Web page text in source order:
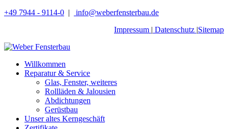
+49 7944 - 9114-0 |
info@weberfensterbau.de
Impressum | Datenschutz |Sitemap
Willkommen
Reparatur & Service
Glas, Fenster, weiteres
Rollläden & Jalousien
Abdichtungen
Gerüstbau
Unser altes Kerngeschäft